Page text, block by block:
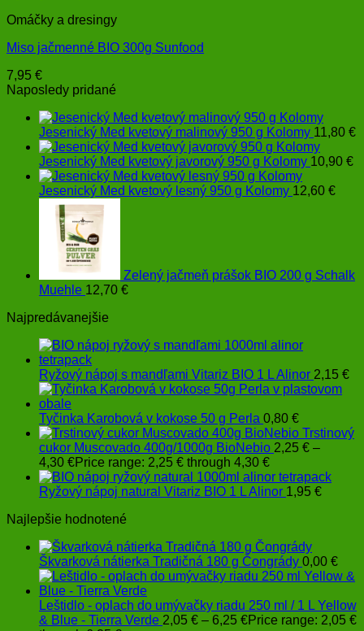
Omáčky a dresingy
Miso jačmenné BIO 300g Sunfood
7,95 €
Naposledy pridané
Jesenický Med kvetový malinový 950 g Kolomy 11,80 €
Jesenický Med kvetový javorový 950 g Kolomy 10,90 €
Jesenický Med kvetový lesný 950 g Kolomy 12,60 €
Zelený jačmeň prášok BIO 200 g Schalk
Muehle 12,70 €
Najpredávanejšie
Ryžový nápoj s mandľami Vitariz BIO 1 L Alinor 2,15 €
Tyčinka Karobová v kokose 50 g Perla 0,80 €
Trstinový
cukor Muscovado 400g/1000g BioNebio 2,25 € –
4,30 €Price range: 2,25 € through 4,30 €
Ryžový nápoj natural Vitariz BIO 1 L Alinor 1,95 €
Najlepšie hodnotené
Škvarková nátierka Tradičná 180 g Čongrády 0,00 €
Leštidlo - oplach do umývačky riadu 250 ml / 1 L Yellow
& Blue - Tierra Verde 2,05 € – 6,25 €Price range: 2,05 €